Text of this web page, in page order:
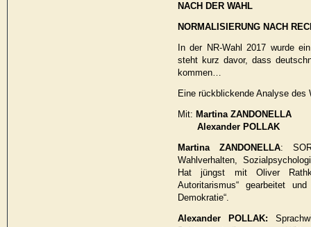
NACH DER WAHL
NORMALISIERUNG NACH
In der NR-Wahl 2017 wurde
steht kurz davor, dass
kommen…
Eine rückblickende Analyse
Mit: Martina ZANDONELLA
Alexander POLLAK
Martina ZANDONELLA:
Wahlverhalten,
Hat jüngst mit Oliver
Autoritarismus“ gearbeitet
Demokratie“.
Alexander POLLAK: